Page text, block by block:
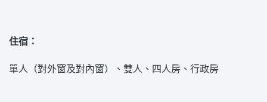
住宿：
單人（對外窗及對內窗）、雙人、四人房、行政房